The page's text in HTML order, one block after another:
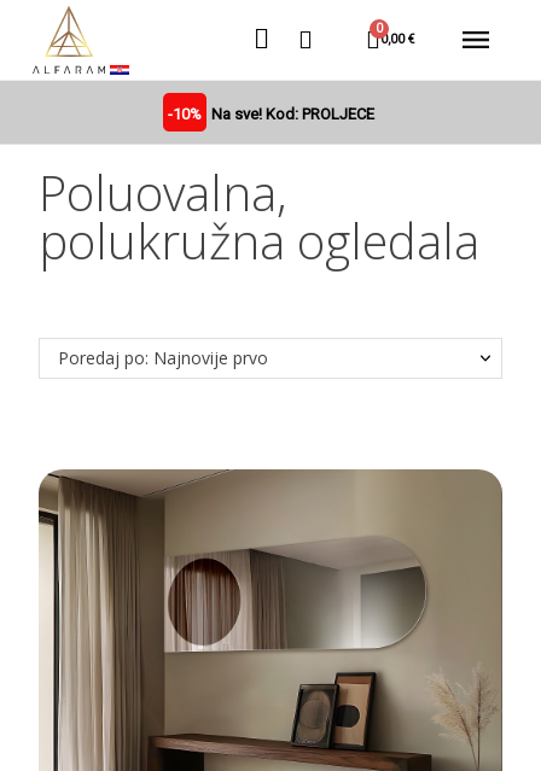
0,00 €
-10% Na sve! Kod: PROLJECE
Poluovalna,
polukružna ogledala
Poredaj po: Najnovije prvo